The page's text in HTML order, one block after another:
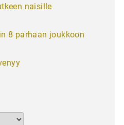
naisille
8 parhaan joukkoon